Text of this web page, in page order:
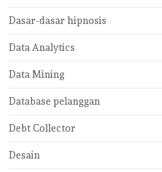
Dasar-dasar hipnosis
Data Analytics
Data Mining
Database pelanggan
Debt Collector
Desain